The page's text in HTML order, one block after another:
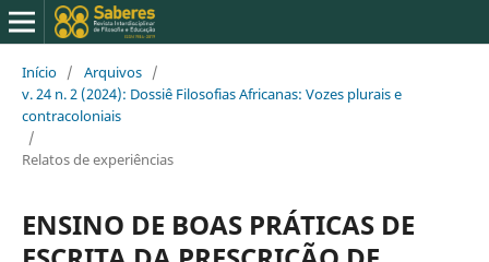
Início / Arquivos /
v. 24 n. 2 (2024): Dossiê Filosofias Africanas: Vozes plurais e
contracoloniais
/
Relatos de experiências
ENSINO DE BOAS PRÁTICAS DE